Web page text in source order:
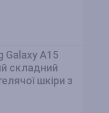
Galaxy A15
складний
шкіри з